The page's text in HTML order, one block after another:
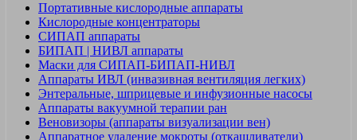
Портативные кислородные аппараты
Кислородные концентраторы
СИПАП аппараты
БИПАП | НИВЛ аппараты
Маски для СИПАП-БИПАП-НИВЛ
Аппараты ИВЛ (инвазивная вентиляция легких)
Энтеральные, шприцевые и инфузионные насосы
Аппараты вакуумной терапии ран
Веновизоры (аппараты визуализации вен)
Аппаратное удаление мокроты (откашливатели)